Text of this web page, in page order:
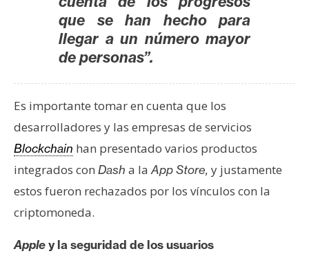
o
C
n
t
a
t
que se han hecho para
llegar a un número mayor
de personas”.
Es importante tomar en cuenta que los
desarrolladores y las empresas de servicios
Blockchain han presentado varios productos
integrados con Dash a la App Store, y justamente
estos fueron rechazados por los vínculos con la
criptomoneda.
Appley la seguridad de los usuarios